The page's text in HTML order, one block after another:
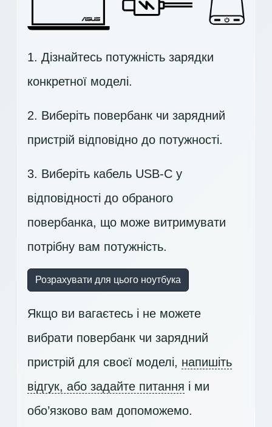
1. Дізнайтесь потужність зарядки
конкретної моделі.
2. Виберіть повербанк чи зарядний
пристрій відповідно до потужності.
3. Виберіть кабель USB-C у
відповідності до обраного
повербанка, що може витримувати
потрібну вам потужність.
Розрахувати для цього ноутбука
Якщо ви вагаєтесь і не можете
вибрати повербанк чи зарядний
пристрій для своєї моделі, напишіть
відгук, або задайте питання і ми
обо’язково вам допоможемо.